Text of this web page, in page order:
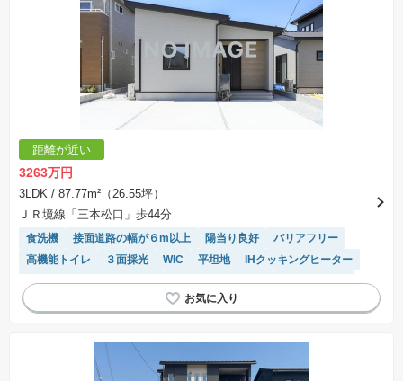
距離が近い
3263万円
3LDK / 87.77m²（26.55坪）
ＪＲ境線「三本松口」歩44分
食洗機 接面道路の幅が６m以上 陽当り良好
バリアフリー
高機能トイレ
３面採光 WIC 平坦地
IHクッキングヒーター
モニター付きインターホン
キッチン収納が多い
対面キッチン
温水洗浄便座
閑静な住宅地